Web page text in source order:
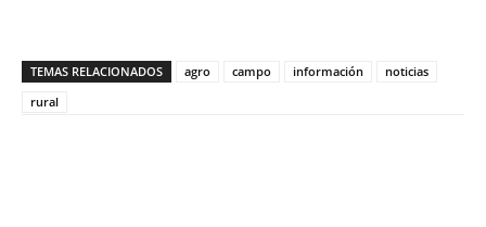
TEMAS RELACIONADOS agro campo información
noticias
rural